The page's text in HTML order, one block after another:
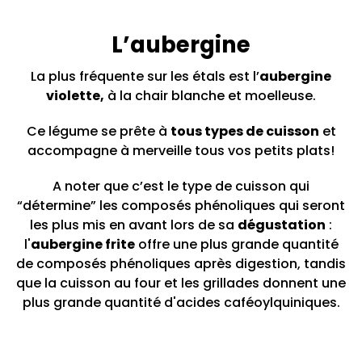
L’aubergine
La plus fréquente sur les étals est l’aubergine
violette, à la chair blanche et moelleuse.
Ce légume se prête à tous types de cuisson et
accompagne à merveille tous vos petits plats!
A noter que c’est le type de cuisson qui
“détermine” les composés phénoliques qui seront
les plus mis en avant lors de sa dégustation :
l'aubergine friteoffre une plus grande quantité
de composés phénoliques après digestion, tandis
que la cuisson au four et les grillades donnent une
plus grande quantité d'acides caféoylquiniques.